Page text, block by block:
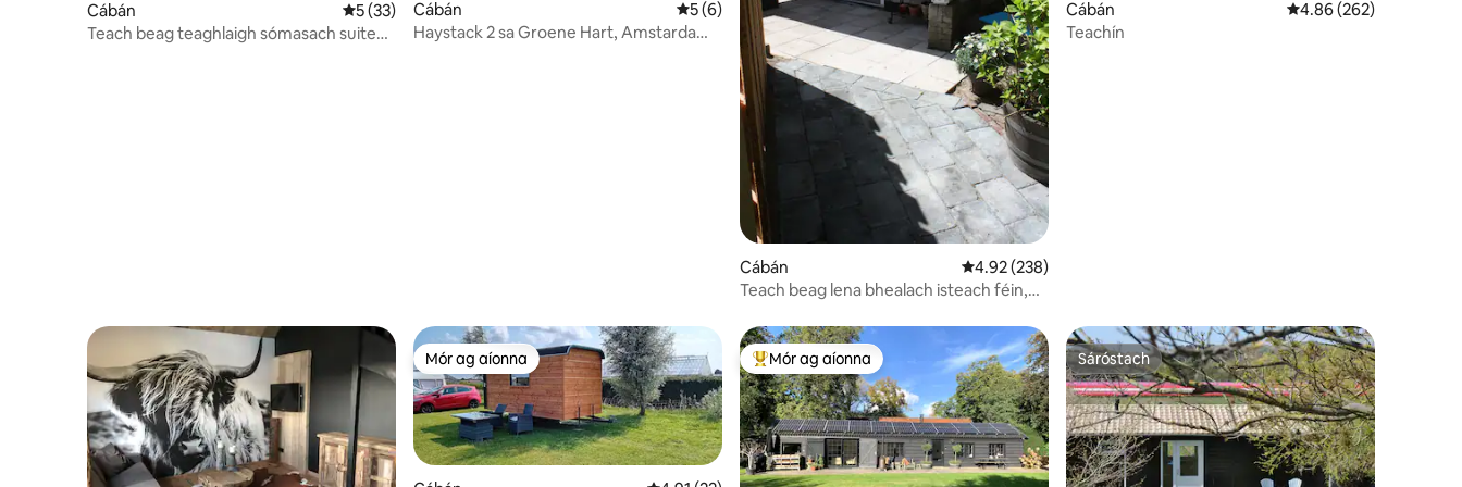
Cábán Meánrátáil 5 as 5, 33 léirmheas
5 (33)
Teach beag teaghlaigh sómasach suite
Cábán Meánrátáil 5 as 5, 6 léirmheas
5 (6)
Haystack 2 sa Groene Hart, Amstardam
Cábán Meánrátáil 4.92 as 5, 238 léirmheas
4.92 (238)
Teach beag lena bhealach isteach féin,
Cábán Meánrátáil 4.86 as 5,
4.86 (262)
Teachín
Mór ag aíonna
Mór ag aíonna An-mhór ag aíonna
Mór ag aíonna Sáróstach
Sáróstach